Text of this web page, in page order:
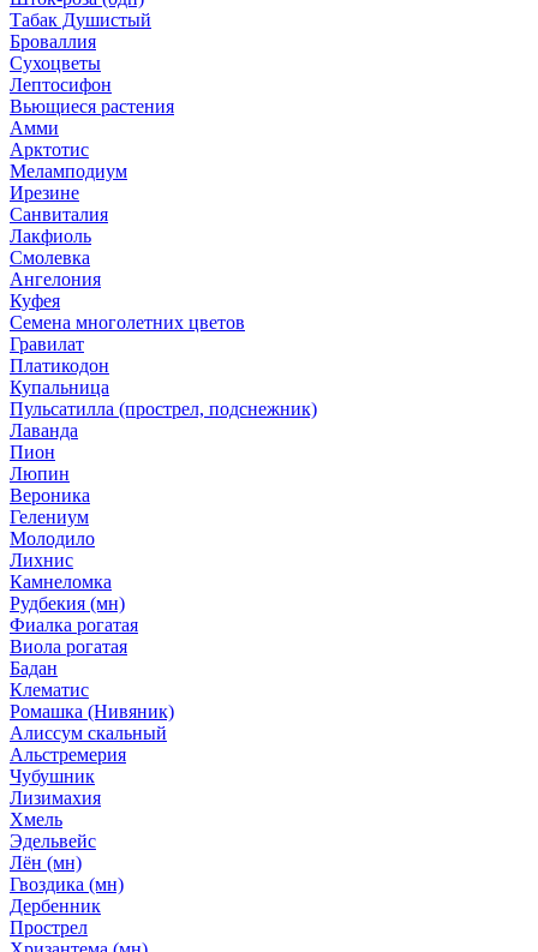
Табак Душистый
Броваллия
Сухоцветы
Лептосифон
Вьющиеся растения
Амми
Арктотис
Меламподиум
Ирезине
Санвиталия
Лакфиоль
Смолевка
Ангелония
Куфея
Семена многолетних цветов
Гравилат
Платикодон
Купальница
Пульсатилла (прострел, подснежник)
Лаванда
Пион
Люпин
Вероника
Гелениум
Молодило
Лихнис
Камнеломка
Рудбекия (мн)
Фиалка рогатая
Виола рогатая
Бадан
Клематис
Ромашка (Нивяник)
Алиссум скальный
Альстремерия
Чубушник
Лизимахия
Хмель
Эдельвейс
Лён (мн)
Гвоздика (мн)
Дербенник
Прострел